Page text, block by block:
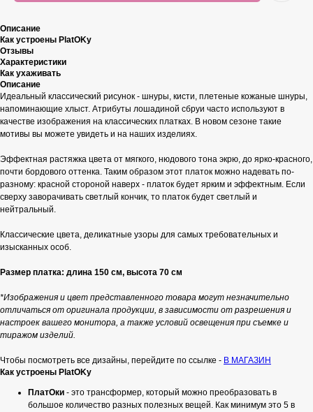
Описание
Как устроены PlatOKy
Отзывы
Характеристики
Как ухаживать
Описание
Идеальный классический рисунок - шнуры, кисти, плетеные кожаные шнуры,
напоминающие хлыст. Атрибуты лошадиной сбруи часто используют в
качестве изображения на классических платках. В новом сезоне такие
мотивы вы можете увидеть и на наших изделиях.
Эффектная растяжка цвета от мягкого, нюдового тона экрю, до ярко-красного,
почти бордового оттенка. Таким образом этот платок можно надевать по-
разному: красной стороной наверх - платок будет ярким и эффектным. Если
сверху заворачивать светлый кончик, то платок будет светлый и
нейтральный.
Классические цвета, деликатные узоры для самых требовательных и
изысканных особ.
Размер платка: длина 150 см, высота 70 см
*Изображения и цвет представленного товара могут незначительно
отличаться от оригинала продукции, в зависимости от разрешения и
настроек вашего монитора, а также условий освещения при съемке и
тиражом изделий.
Чтобы посмотреть все дизайны, перейдите по ссылке - В МАГАЗИН
Как устроены PlatOKy
ПлатОки - это трансформер, который можно преобразовать в
большое количество разных полезных вещей. Как минимум это 5 в